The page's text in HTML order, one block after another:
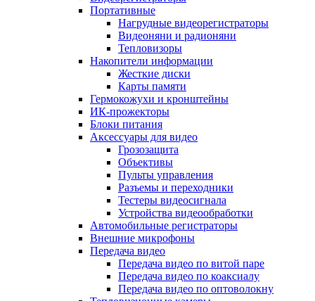
Портативные
Нагрудные видеорегистраторы
Видеоняни и радионяни
Тепловизоры
Накопители информации
Жесткие диски
Карты памяти
Гермокожухи и кронштейны
ИК-прожекторы
Блоки питания
Аксессуары для видео
Грозозащита
Объективы
Пульты управления
Разъемы и переходники
Тестеры видеосигнала
Устройства видеообработки
Автомобильные регистраторы
Внешние микрофоны
Передача видео
Передача видео по витой паре
Передача видео по коаксиалу
Передача видео по оптоволокну